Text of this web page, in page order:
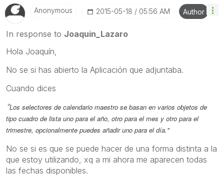
Anonymous ‎2015-05-18 05:56 AM Author
In response to Joaquin_Lazaro
Hola Joaquín,
No se si has abierto la Aplicación que adjuntaba.
Cuando dices
"Los selectores de calendario maestro se basan en varios objetos de
tipo cuadro de lista uno para el año, otro para el mes y otro para el
trimestre, opcionalmente puedes añadir uno para el día."
No se si es que se puede hacer de una forma distinta a la
que estoy utilizando, xq a mi ahora me aparecen todas
las fechas disponibles.